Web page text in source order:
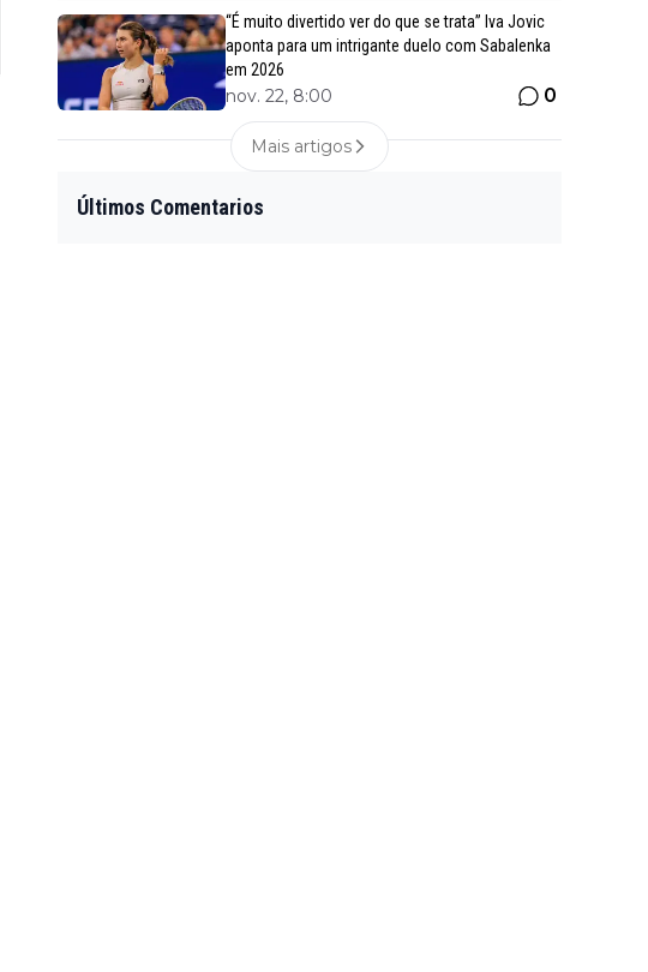
“É muito divertido ver do que se trata” Iva Jovic
aponta para um intrigante duelo com Sabalenka
em 2026
nov. 22, 8:00 0
Mais artigos
Últimos Comentarios